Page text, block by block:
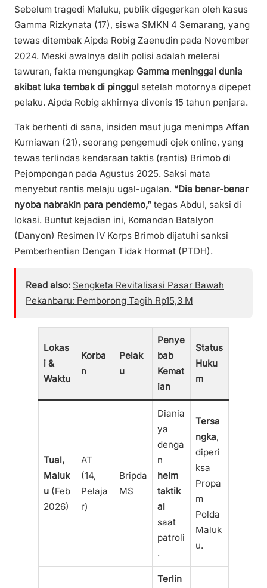
Sebelum tragedi Maluku, publik digegerkan oleh kasus
Gamma Rizkynata (17), siswa SMKN 4 Semarang, yang
tewas ditembak Aipda Robig Zaenudin pada November
2024. Meski awalnya dalih polisi adalah melerai
tawuran, fakta mengungkap Gamma meninggal dunia
akibat luka tembak di pinggul setelah motornya dipepet
pelaku. Aipda Robig akhirnya divonis 15 tahun penjara.
Tak berhenti di sana, insiden maut juga menimpa Affan
Kurniawan (21), seorang pengemudi ojek online, yang
tewas terlindas kendaraan taktis (rantis) Brimob di
Pejompongan pada Agustus 2025. Saksi mata
menyebut rantis melaju ugal-ugalan. “Dia benar-benar
nyoba nabrakin para pendemo,” tegas Abdul, saksi di
lokasi. Buntut kejadian ini, Komandan Batalyon
(Danyon) Resimen IV Korps Brimob dijatuhi sanksi
Pemberhentian Dengan Tidak Hormat (PTDH).
Read also: Sengketa Revitalisasi Pasar Bawah
Pekanbaru: Pemborong Tagih Rp15,3 M
Lokas
i &
Waktu
Korba
n
Pelak
u
Penye
bab
Kemat
ian
Status
Huku
m
Tual,
Maluk
u (Feb
2026)
AT
(14,
Pelaja
r)
Bripda
MS
Diania
ya
denga
n
helm
taktik
al
saat
patroli
.
Tersa
ngka,
diperi
ksa
Propa
m
Polda
Maluk
u.
Terlin